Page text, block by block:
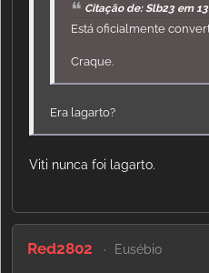
Citação de: Slb23 em
Está oficialmente
Craque.
Era lagarto?
Viti nunca foi lagarto.
Red2802 Eusébio